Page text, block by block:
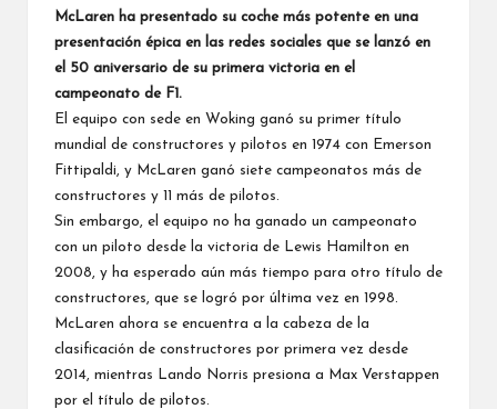
McLaren ha presentado su coche más potente en una
presentación épica en las redes sociales que se lanzó en
el 50 aniversario de su primera victoria en el
campeonato de F1.
El equipo con sede en Woking ganó su primer título
mundial de constructores y pilotos en 1974 con Emerson
Fittipaldi, y McLaren ganó siete campeonatos más de
constructores y 11 más de pilotos.
Sin embargo, el equipo no ha ganado un campeonato
con un piloto desde la victoria de Lewis Hamilton en
2008, y ha esperado aún más tiempo para otro título de
constructores, que se logró por última vez en 1998.
McLaren ahora se encuentra a la cabeza de la
clasificación de constructores por primera vez desde
2014, mientras
Lando Norris presiona a
Max Verstappen
por el título de pilotos.